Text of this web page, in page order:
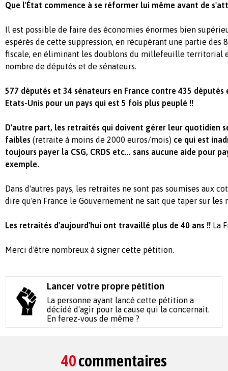
Que l'État commence à se réformer lui même avant de
Il est possible de faire des économies énormes bien
espérés de cette suppression, en récupérant une partie des
fiscale, en éliminant les doublons du millefeuille territorial
nombre de députés et de sénateurs.
577 députés et 34 sénateurs en France contre 435 députés
Etats-Unis pour un pays qui est 5 fois plus peuplé !!
D'autre part, les retraités qui doivent gérer leur quotidien
faibles (retraite à moins de 2000 euros/mois) ce qui est
toujours payer la CSG, CRDS etc... sans aucune aide pour
exemple.
Dans d'autres pays, les retraites ne sont pas soumises aux
dire qu'en France le Gouvernement ne sait que taper sur les
Les retraités d'aujourd'hui ont travaillé plus de 40 ans !! La
Merci d'être nombreux à signer cette pétition.
Lancer votre propre pétition
La personne ayant lancé cette pétition a
décidé d'agir pour la cause qui la concernait.
En ferez-vous de même ?
40commentaires